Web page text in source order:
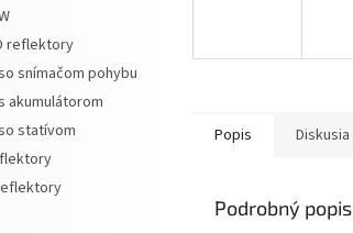
reflektory
snímačom pohybu
akumulátorom
statívom
Popis Diskusia
Podrobný popis